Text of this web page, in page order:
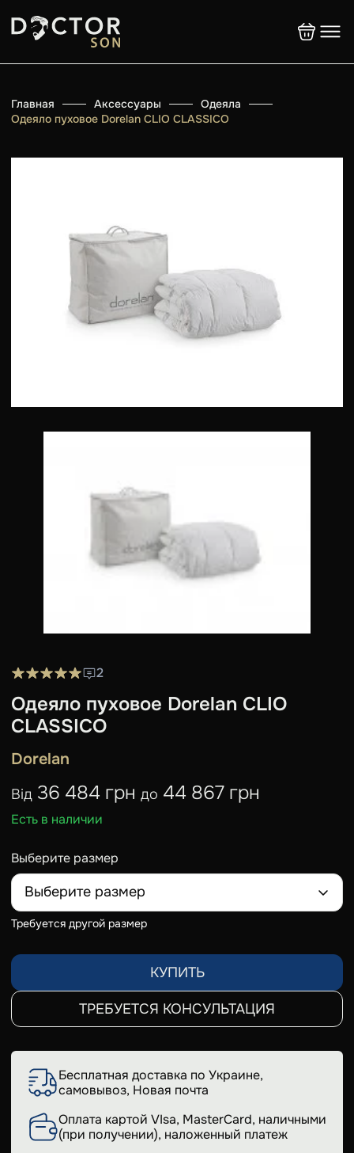
Главная Аксессуары
Одеяла
Одеяло пуховое Dorelan CLIO CLASSICO
2
Одеяло пуховое Dorelan CLIO
CLASSICO
Dorelan
Від 36 484 грн до 44 867 грн
Есть в наличии
Выберите размер
Выберите размер
Требуется другой размер
КУПИТЬ
ТРЕБУЕТСЯ КОНСУЛЬТАЦИЯ
Бесплатная доставка по Украине,
самовывоз, Новая почта
Оплата картой VIsa, MasterCard, наличными
(при получении), наложенный платеж